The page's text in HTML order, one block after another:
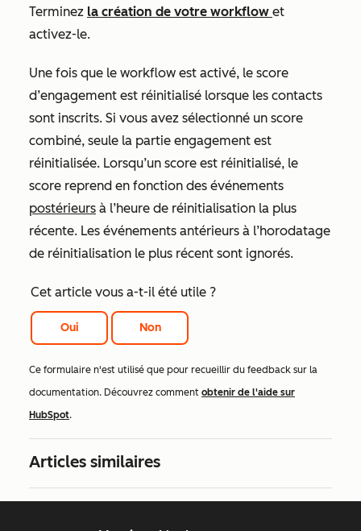
Terminez la création de votre workflow et
activez-le.
Une fois que le workflow est activé, le score
d’engagement est réinitialisé lorsque les contacts
sont inscrits. Si vous avez sélectionné un score
combiné, seule la partie engagement est
réinitialisée. Lorsqu’un score est réinitialisé, le
score reprend en fonction des événements
postérieurs à l’heure de réinitialisation la plus
récente. Les événements antérieurs à l’horodatage
de réinitialisation le plus récent sont ignorés.
Cet article vous a-t-il été utile ?
Oui Non
Ce formulaire n'est utilisé que pour recueillir du feedback sur la
documentation. Découvrez comment obtenir de l'aide sur
HubSpot.
Articles similaires